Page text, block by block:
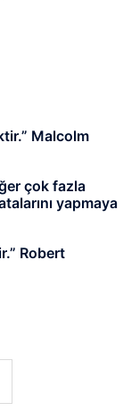
Malcolm
çok fazla
yapmaya
Robert